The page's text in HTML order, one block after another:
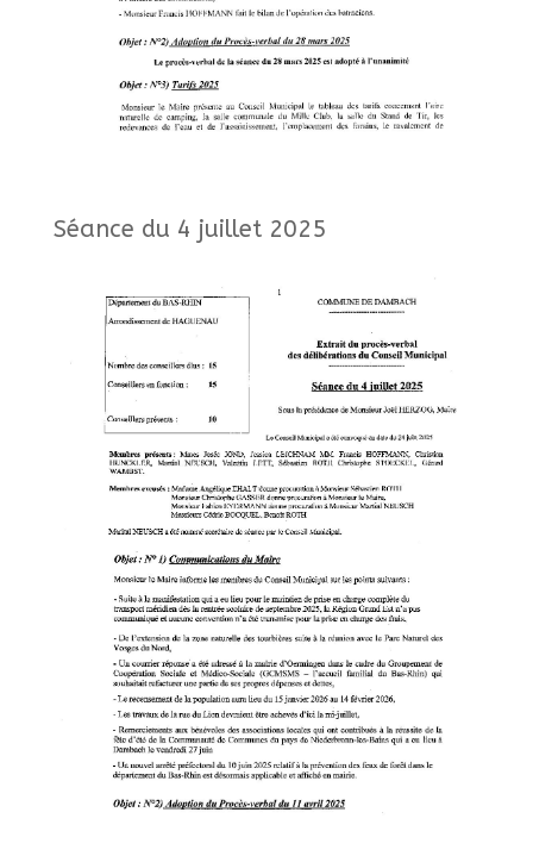
Séance du 4 juillet 2025